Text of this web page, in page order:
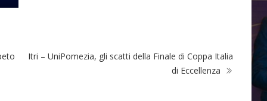
Itri – UniPomezia, gli scatti della Finale di Coppa Italia
di Eccellenza